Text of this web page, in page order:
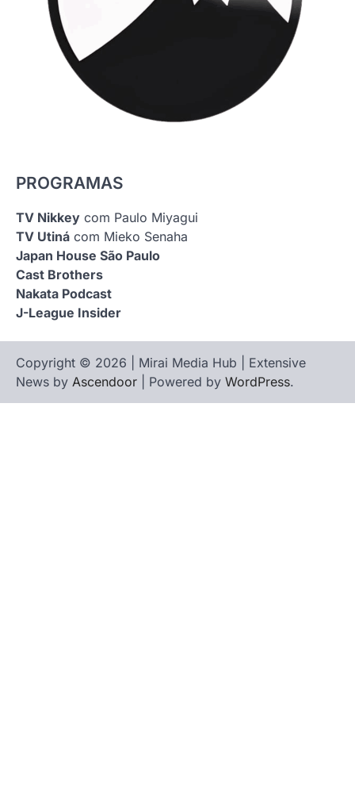
PROGRAMAS
TV Nikkey com Paulo Miyagui
TV Utiná com Mieko Senaha
Japan House São Paulo
Cast Brothers
Nakata Podcast
J-League Insider
Copyright © 2026 | Mirai Media Hub | Extensive
News by Ascendoor | Powered by WordPress.